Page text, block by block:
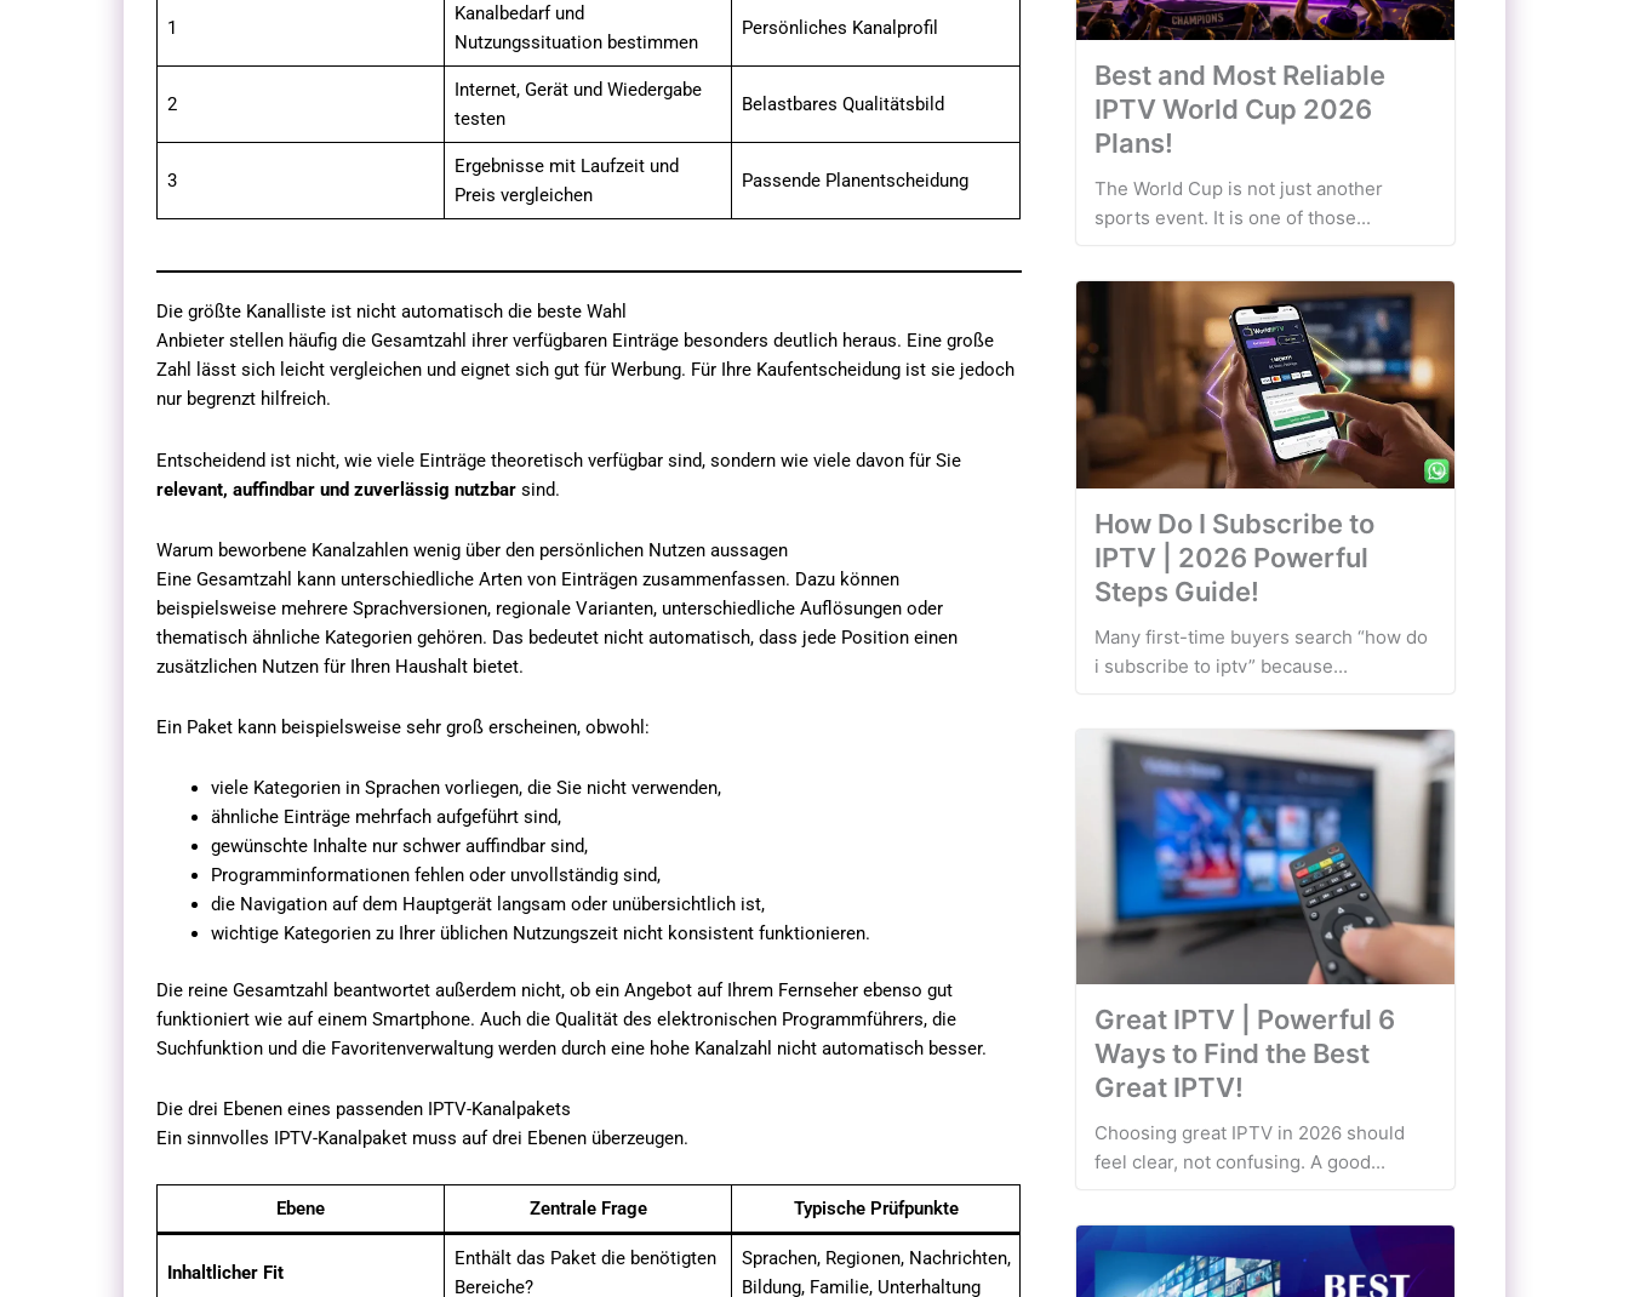
1
Kanalbedarf und
Nutzungssituation bestimmen
Persönliches Kanalprofil
2
Internet, Gerät und Wiedergabe
testen
Belastbares Qualitätsbild
3
Ergebnisse mit Laufzeit und
Preis vergleichen
Passende Planentscheidung
Die größte Kanalliste ist nicht automatisch die beste Wahl
Anbieter stellen häufig die Gesamtzahl ihrer verfügbaren Einträge besonders deutlich heraus. Eine große
Zahl lässt sich leicht vergleichen und eignet sich gut für Werbung. Für Ihre Kaufentscheidung ist sie jedoch
nur begrenzt hilfreich.
Entscheidend ist nicht, wie viele Einträge theoretisch verfügbar sind, sondern wie viele davon für Sie
relevant, auffindbar und zuverlässig nutzbar sind.
Warum beworbene Kanalzahlen wenig über den persönlichen Nutzen aussagen
Eine Gesamtzahl kann unterschiedliche Arten von Einträgen zusammenfassen. Dazu können
beispielsweise mehrere Sprachversionen, regionale Varianten, unterschiedliche Auflösungen oder
thematisch ähnliche Kategorien gehören. Das bedeutet nicht automatisch, dass jede Position einen
zusätzlichen Nutzen für Ihren Haushalt bietet.
Ein Paket kann beispielsweise sehr groß erscheinen, obwohl:
viele Kategorien in Sprachen vorliegen, die Sie nicht verwenden,
ähnliche Einträge mehrfach aufgeführt sind,
gewünschte Inhalte nur schwer auffindbar sind,
Programminformationen fehlen oder unvollständig sind,
die Navigation auf dem Hauptgerät langsam oder unübersichtlich ist,
wichtige Kategorien zu Ihrer üblichen Nutzungszeit nicht konsistent funktionieren.
Die reine Gesamtzahl beantwortet außerdem nicht, ob ein Angebot auf Ihrem Fernseher ebenso gut
funktioniert wie auf einem Smartphone. Auch die Qualität des elektronischen Programmführers, die
Suchfunktion und die Favoritenverwaltung werden durch eine hohe Kanalzahl nicht automatisch besser.
Die drei Ebenen eines passenden IPTV-Kanalpakets
Ein sinnvolles IPTV-Kanalpaket muss auf drei Ebenen überzeugen.
Ebene Zentrale Frage Typische Prüfpunkte
Inhaltlicher Fit
Enthält das Paket die benötigten
Bereiche?
Sprachen, Regionen, Nachrichten,
Bildung, Familie, Unterhaltung
Best and Most Reliable
IPTV World Cup 2026
Plans!
The World Cup is not just another
sports event. It is one of those...
How Do I Subscribe to
IPTV | 2026 Powerful
Steps Guide!
Many first-time buyers search “how do
i subscribe to iptv” because...
Great IPTV | Powerful 6
Ways to Find the Best
Great IPTV!
Choosing great IPTV in 2026 should
feel clear, not confusing. A good...